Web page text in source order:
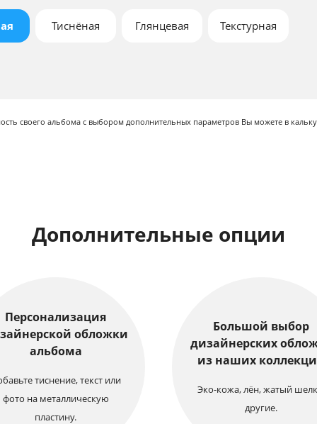
Тиснёная Глянцевая Текстурная
своего альбома с выбором дополнительных параметров Вы можете в
Дополнительные опции
Персонализация
обложки
альбома
тиснение, текст или
фото на металлическую
пластину.
Большой выбор
дизайнерских
из наших
Эко-кожа, лён, жатый
другие.